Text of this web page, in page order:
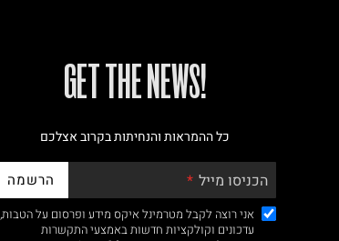
!GET THE NEWS
כל ההמראות והנחיתות בקרוב אצלכם
הכניסו מייל הרשמה
אני רוצה לקבל מטרמינל איקס מידע ופרסום על הטבות,
עדכונים וקולקציות חדשות באמצעי התקשרות